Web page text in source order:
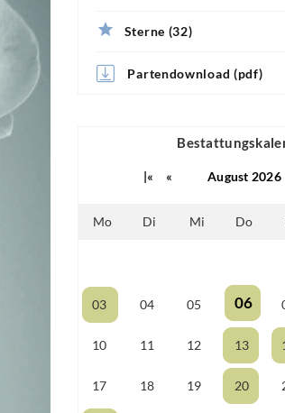
Sterne (32)
Partendownload (pdf)
|« « August 2026
Mo Di Mi Do
03 04 05 06
10 11 12 13
17 18 19 20